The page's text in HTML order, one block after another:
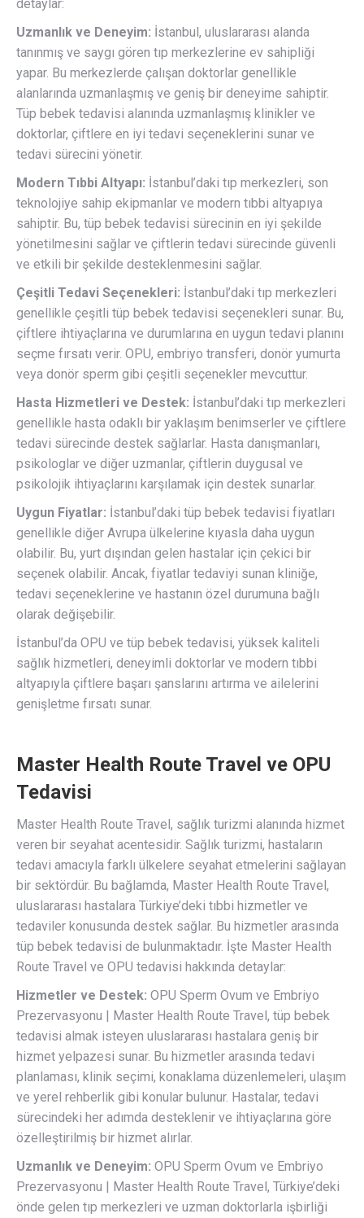
detaylar:
Uzmanlık ve Deneyim: İstanbul, uluslararası alanda
tanınmış ve saygı gören tıp merkezlerine ev sahipliği
yapar. Bu merkezlerde çalışan doktorlar genellikle
alanlarında uzmanlaşmış ve geniş bir deneyime sahiptir.
Tüp bebek tedavisi alanında uzmanlaşmış klinikler ve
doktorlar, çiftlere en iyi tedavi seçeneklerini sunar ve
tedavi sürecini yönetir.
Modern Tıbbi Altyapı: İstanbul’daki tıp merkezleri, son
teknolojiye sahip ekipmanlar ve modern tıbbi altyapıya
sahiptir. Bu, tüp bebek tedavisi sürecinin en iyi şekilde
yönetilmesini sağlar ve çiftlerin tedavi sürecinde güvenli
ve etkili bir şekilde desteklenmesini sağlar.
Çeşitli Tedavi Seçenekleri: İstanbul’daki tıp merkezleri
genellikle çeşitli tüp bebek tedavisi seçenekleri sunar. Bu,
çiftlere ihtiyaçlarına ve durumlarına en uygun tedavi planını
seçme fırsatı verir. OPU, embriyo transferi, donör yumurta
veya donör sperm gibi çeşitli seçenekler mevcuttur.
Hasta Hizmetleri ve Destek: İstanbul’daki tıp merkezleri
genellikle hasta odaklı bir yaklaşım benimserler ve çiftlere
tedavi sürecinde destek sağlarlar. Hasta danışmanları,
psikologlar ve diğer uzmanlar, çiftlerin duygusal ve
psikolojik ihtiyaçlarını karşılamak için destek sunarlar.
Uygun Fiyatlar: İstanbul’daki tüp bebek tedavisi fiyatları
genellikle diğer Avrupa ülkelerine kıyasla daha uygun
olabilir. Bu, yurt dışından gelen hastalar için çekici bir
seçenek olabilir. Ancak, fiyatlar tedaviyi sunan kliniğe,
tedavi seçeneklerine ve hastanın özel durumuna bağlı
olarak değişebilir.
İstanbul’da OPU ve tüp bebek tedavisi, yüksek kaliteli
sağlık hizmetleri, deneyimli doktorlar ve modern tıbbi
altyapıyla çiftlere başarı şanslarını artırma ve ailelerini
genişletme fırsatı sunar.
Master Health Route Travel ve OPU
Tedavisi
Master Health Route Travel, sağlık turizmi alanında hizmet
veren bir seyahat acentesidir. Sağlık turizmi, hastaların
tedavi amacıyla farklı ülkelere seyahat etmelerini sağlayan
bir sektördür. Bu bağlamda, Master Health Route Travel,
uluslararası hastalara Türkiye’deki tıbbi hizmetler ve
tedaviler konusunda destek sağlar. Bu hizmetler arasında
tüp bebek tedavisi de bulunmaktadır. İşte Master Health
Route Travel ve OPU tedavisi hakkında detaylar:
Hizmetler ve Destek: OPU Sperm Ovum ve Embriyo
Prezervasyonu | Master Health Route Travel, tüp bebek
tedavisi almak isteyen uluslararası hastalara geniş bir
hizmet yelpazesi sunar. Bu hizmetler arasında tedavi
planlaması, klinik seçimi, konaklama düzenlemeleri, ulaşım
ve yerel rehberlik gibi konular bulunur. Hastalar, tedavi
sürecindeki her adımda desteklenir ve ihtiyaçlarına göre
özelleştirilmiş bir hizmet alırlar.
Uzmanlık ve Deneyim: OPU Sperm Ovum ve Embriyo
Prezervasyonu | Master Health Route Travel, Türkiye’deki
önde gelen tıp merkezleri ve uzman doktorlarla işbirliği